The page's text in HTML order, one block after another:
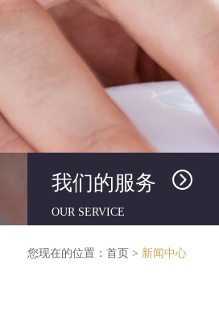
我们的服务
OUR SERVICE
您现在的位置： 首页 > 新闻中心